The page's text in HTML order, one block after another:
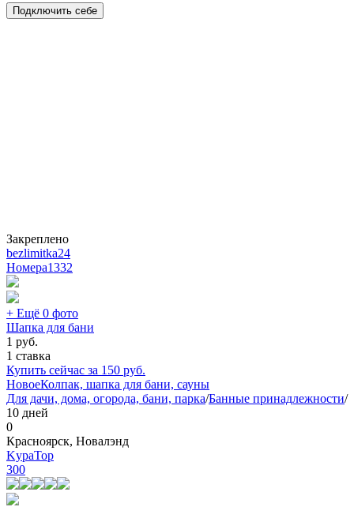
Подключить себе
Закреплено
bezlimitka24
Номера1332
+ Ещё 0 фото
Шапка для бани
1 руб.
1 ставка
Купить сейчас за 150 руб.
НовоеКолпак, шапка для бани, сауны
Для дачи, дома, огорода, бани, парка/Банные принадлежности/
10 дней
0
Красноярск, Новалэнд
KypaTop
300